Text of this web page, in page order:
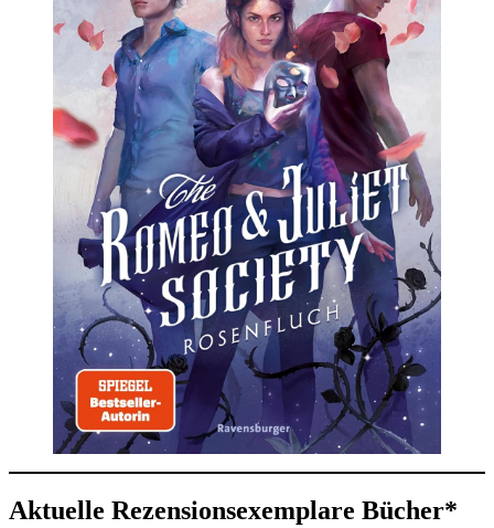
Aktuelle Rezensionsexemplare Bücher*